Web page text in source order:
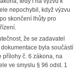
nepochybil, když výzvu
skončení lhůty pro
že se zadavatel
byla součástí
přílohy č. 6 zákona, na
ve smyslu § 96 odst. 1